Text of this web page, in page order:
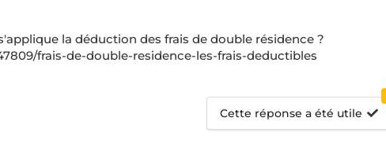
la déduction des frais de double résidence ?
frais-de-double-residence-les-frais-deductibles
Cette réponse a été utile